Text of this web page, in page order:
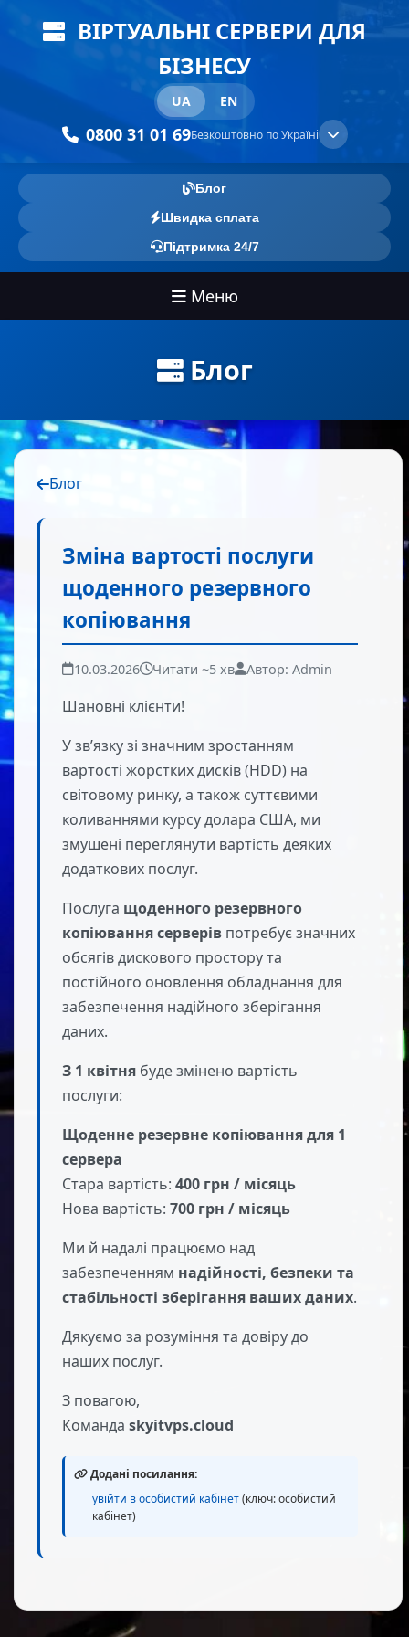
ВІРТУАЛЬНІ СЕРВЕРИ ДЛЯ
БІЗНЕСУ
UA EN
0800 31 01 69Безкоштовно по Україні
Блог
Швидка сплата
Підтримка 24/7
Меню
Блог
Блог
Зміна вартості послуги
щоденного резервного
копіювання
10.03.2026 Читати ~5 хв Автор: Admin
Шановні клієнти!
У зв’язку зі значним зростанням
вартості жорстких дисків (HDD) на
світовому ринку, а також суттєвими
коливаннями курсу долара США, ми
змушені переглянути вартість деяких
додаткових послуг.
Послуга щоденного резервного
копіювання серверів потребує значних
обсягів дискового простору та
постійного оновлення обладнання для
забезпечення надійного зберігання
даних.
З 1 квітня буде змінено вартість
послуги:
Щоденне резервне копіювання для 1
сервера
Стара вартість: 400 грн / місяць
Нова вартість: 700 грн / місяць
Ми й надалі працюємо над
забезпеченням надійності, безпеки та
стабільності зберігання ваших даних.
Дякуємо за розуміння та довіру до
наших послуг.
З повагою,
Команда skyitvps.cloud
Додані посилання:
увійти в особистий кабінет(ключ: особистий
кабінет)